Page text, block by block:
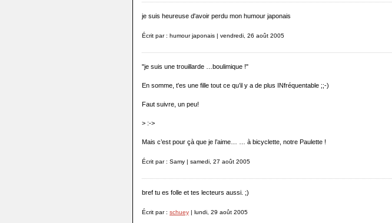
je suis heureuse d'avoir perdu mon humour japonais
Écrit par : humour japonais | vendredi, 26 août 2005
"je suis une trouillarde …boulimique !"
En somme, t'es une fille tout ce qu’il y a de plus INfréquentable ;;-)
Faut suivre, un peu!
> :->
Mais c’est pour çà que je l’aime… … à bicyclette, notre Paulette !
Écrit par : Samy | samedi, 27 août 2005
bref tu es folle et tes lecteurs aussi. ;)
Écrit par : schuey | lundi, 29 août 2005